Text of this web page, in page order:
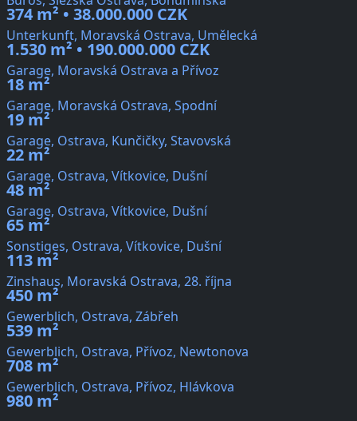
374 m² • 38.000.000 CZK
Unterkunft, Moravská Ostrava, Umělecká
1.530 m² • 190.000.000 CZK
Garage, Moravská Ostrava a Přívoz
18 m²
Garage, Moravská Ostrava, Spodní
19 m²
Garage, Ostrava, Kunčičky, Stavovská
22 m²
Garage, Ostrava, Vítkovice, Dušní
48 m²
Garage, Ostrava, Vítkovice, Dušní
65 m²
Sonstiges, Ostrava, Vítkovice, Dušní
113 m²
Zinshaus, Moravská Ostrava, 28. října
450 m²
Gewerblich, Ostrava, Zábřeh
539 m²
Gewerblich, Ostrava, Přívoz, Newtonova
708 m²
Gewerblich, Ostrava, Přívoz, Hlávkova
980 m²